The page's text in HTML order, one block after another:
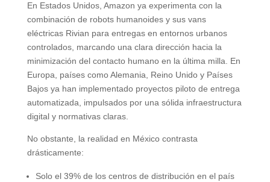
En Estados Unidos, Amazon ya experimenta con la
combinación de robots humanoides y sus vans
eléctricas Rivian para entregas en entornos urbanos
controlados, marcando una clara dirección hacia la
minimización del contacto humano en la última milla. En
Europa, países como Alemania, Reino Unido y Países
Bajos ya han implementado proyectos piloto de entrega
automatizada, impulsados por una sólida infraestructura
digital y normativas claras.
No obstante, la realidad en México contrasta
drásticamente:
Solo el 39% de los centros de distribución en el país